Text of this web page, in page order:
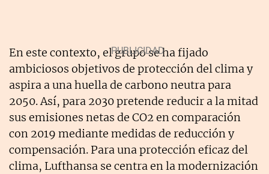
En este contexto, el grupo se ha fijado
ambiciosos objetivos de protección del clima y
aspira a una huella de carbono neutra para
2050. Así, para 2030 pretende reducir a la mitad
sus emisiones netas de CO2 en comparación
con 2019 mediante medidas de reducción y
compensación. Para una protección eficaz del
clima, Lufthansa se centra en la modernización